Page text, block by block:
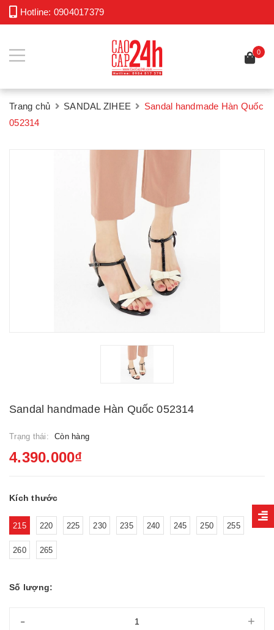
Hotline: 0904017379
0
Trang chủ SANDAL ZIHEE
Sandal handmade Hàn Quốc
052314
Sandal handmade Hàn Quốc 052314
Trạng thái: Còn hàng
4.390.000₫
Kích thước
215 220 225 230 235 240 245 250 255
260 265
Số lượng:
- +